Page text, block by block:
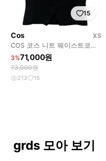
15
Cos
XS
COS 코스 니트 웨이스트코트
조끼 XS
3%71,000원
73,000원
213 15
grds 모아 보기